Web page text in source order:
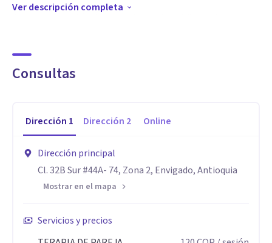
emocional, depresión, ansiedad, autoestima, estrés, duelo
por muerte o pérdidas afectivas, falta de sentido y
Ver descripción completa
Consultas
Dirección 1 Dirección 2 Online
Dirección principal
Cl. 32B Sur #44A- 74, Zona 2, Envigado, Antioquia
Mostrar en el mapa
Servicios y precios